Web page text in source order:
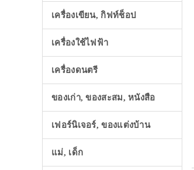
เครื่องเขียน, กิฟท์ช็อป
เครื่องใช้ไฟฟ้า
เครื่องดนตรี
ของเก่า, ของสะสม, หนังสือ
เฟอร์นิเจอร์, ของแต่งบ้าน
แม่, เด็ก